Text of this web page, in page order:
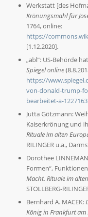
Werkstatt [des
Krönungsmahl für
1764, online:
https://
[1.12.2020].
„abl“: US-Behörde
Spiegel online
https://
von-donald-trump-
bearbeitet-a-
Jutta Götzmann:
Kaiserkrönung und
Rituale im alten
RILINGER u.a.,
Dorothee
Formen“,
Macht. Rituale im
STOLLBERG-
Bernhard A. MACEK:
König in Frankfurt am